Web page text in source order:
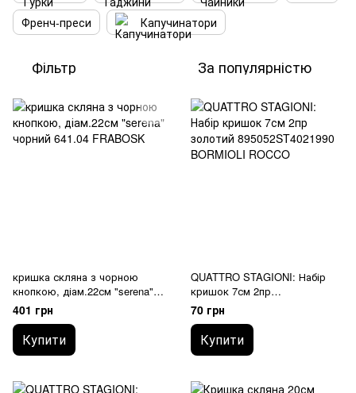
Френч-преси
Капучинатори
Фільтр За популярністю
кришка скляна з чорною
кнопкою, діам.22см "serena"
641.04 FRABOSK
401 грн
Купити
QUATTRO STAGIONI: Набір
кришок 7см 2пр
895052ST4021990 BORMIOLI
ROCCO
70 грн
Купити